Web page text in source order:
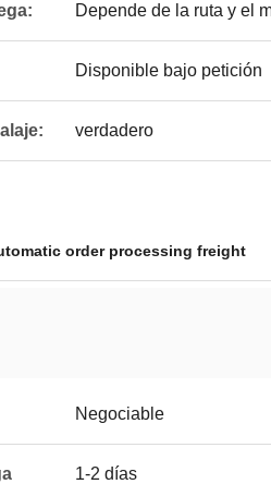
Depende de la ruta y el
Disponible bajo petición
verdadero
order processing freight
Negociable
1-2 días